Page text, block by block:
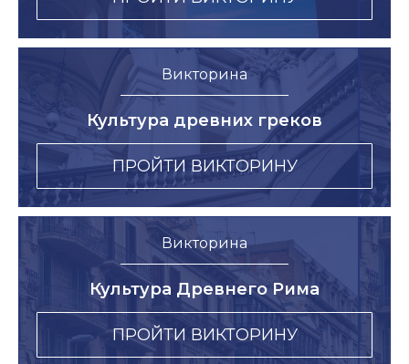
Викторина
Культура древних греков
ПРОЙТИ ВИКТОРИНУ
Викторина
Культура Древнего Рима
ПРОЙТИ ВИКТОРИНУ